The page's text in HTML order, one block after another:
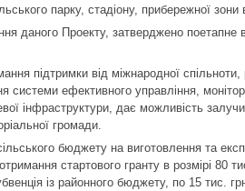
парку, стадіону, прибережної зони
даного Проекту, затверджено поетапне
підтримки від міжнародної спільноти,
системи ефективного управління,
інфраструктури, дає можливість
громади.
бюджету на виготовлення та
стартового гранту в розмірі 80
із районного бюджету, по 15 тис.